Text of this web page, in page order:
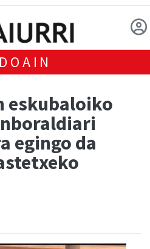
eskubaloiko
egingo da